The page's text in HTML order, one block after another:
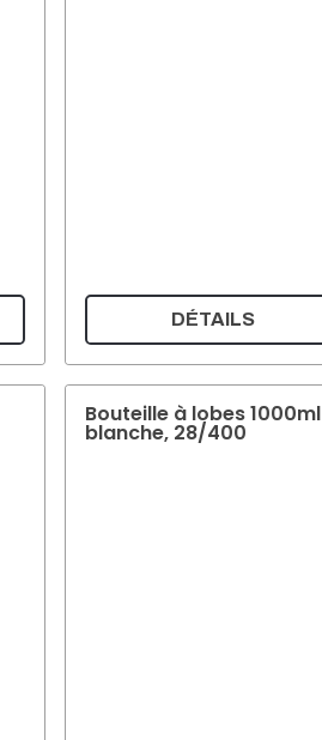
DÉTAILS
Bouteille à lobes 1000ml
blanche, 28/400